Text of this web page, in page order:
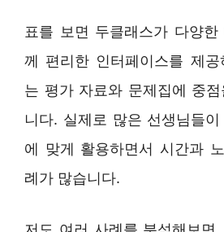
표를 보면 두클래스가 다양
께 편리한 인터페이스를 제
는 평가 자료와 문제집에 중
니다. 실제로 많은 선생님들
에 맞게 활용하면서 시간과
례가 많습니다.